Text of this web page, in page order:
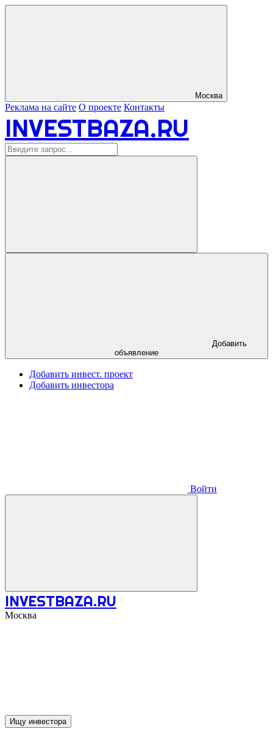
Москва
Реклама на сайте О проекте Контакты
INVESTBAZA.RU
объявление
Добавить инвест. проект
Добавить инвестора
Войти
INVESTBAZA.RU
Москва
Ищу инвестора